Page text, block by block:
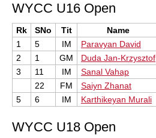
WYCC U16 Open
Rk SNo Tit Name
1
5 IM Paravyan David
2
1 GM Duda Jan-Krzysztof
3
11 IM Sanal Vahap
22
FM Saiyn Zhanat
5
6 IM Karthikeyan Murali
WYCC U18 Open